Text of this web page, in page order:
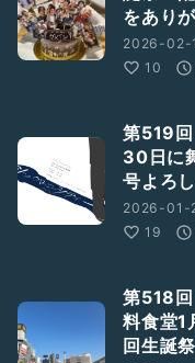
をあり
2026-02-
10
第519
30日に
号よろ
2026-01-
19
第518
料食堂1
回生誕